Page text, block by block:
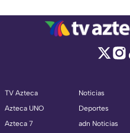
TV Azteca
Azteca UNO
Azteca 7
Noticias
Deportes
adn Noticias